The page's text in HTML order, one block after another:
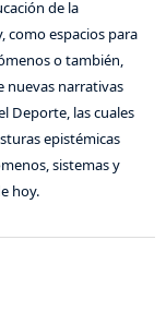
de la
como espacios para
o también,
nuevas narrativas
Deporte, las cuales
epistémicas
sistemas y
hoy.